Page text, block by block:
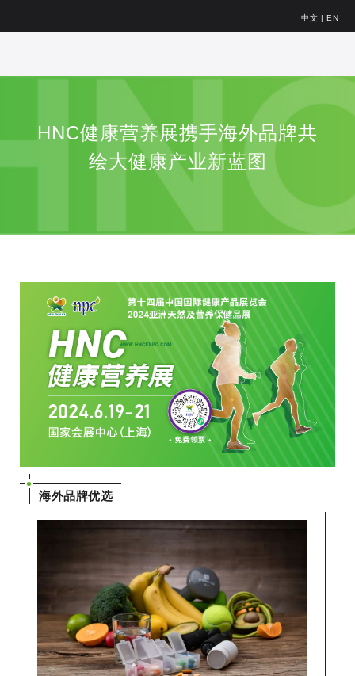
中文 | EN
HNC健康营养展携手海外品牌共
绘大健康产业新蓝图
海外品牌优选